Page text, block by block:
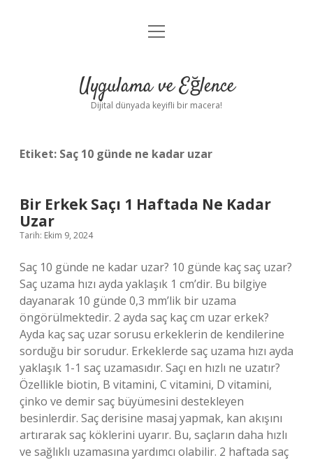
Anasayfa
Yasal Uyarı
menüyü
Uygulama ve Eğlence
Dijital dünyada keyifli bir macera!
Etiket: Saç 10 günde ne kadar uzar
Bir Erkek Saçı 1 Haftada Ne Kadar
Uzar
Tarih: Ekim 9, 2024
Saç 10 günde ne kadar uzar? 10 günde kaç saç uzar?
Saç uzama hızı ayda yaklaşık 1 cm’dir. Bu bilgiye
dayanarak 10 günde 0,3 mm’lik bir uzama
öngörülmektedir. 2 ayda saç kaç cm uzar erkek?
Ayda kaç saç uzar sorusu erkeklerin de kendilerine
sorduğu bir sorudur. Erkeklerde saç uzama hızı ayda
yaklaşık 1-1 saç uzamasıdır. Saçı en hızlı ne uzatır?
Özellikle biotin, B vitamini, C vitamini, D vitamini,
çinko ve demir saç büyümesini destekleyen
besinlerdir. Saç derisine masaj yapmak, kan akışını
artırarak saç köklerini uyarır. Bu, saçların daha hızlı
ve sağlıklı uzamasına yardımcı olabilir. 2 haftada saç